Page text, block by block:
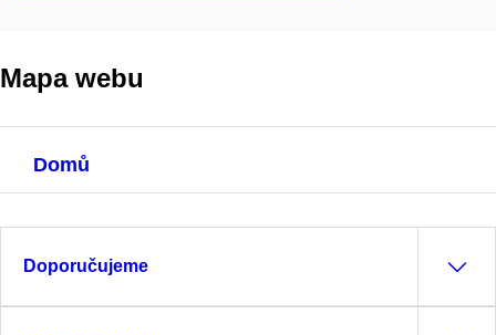
Mapa webu
Domů
Doporučujeme